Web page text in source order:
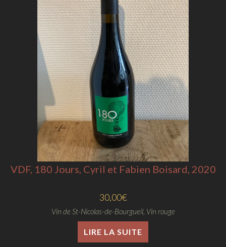
VDF, 180 Jours, Cyril et Fabien Boisard, 2020
30,00€
Vin de St-Nicolas-de-Bourgueil, Vin rouge
LIRE LA SUITE